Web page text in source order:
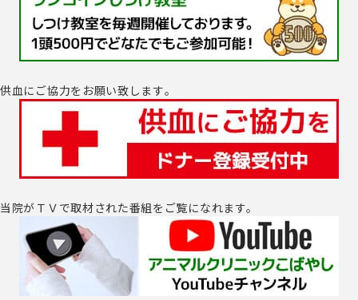
供血にご協力をお願い致します｡
当院がＴＶで取材された番組をご覧になれます。